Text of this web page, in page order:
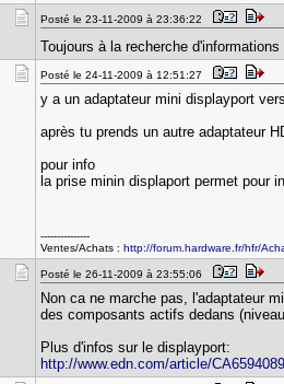
Posté le 23-11-2009 à 23:36:22
Toujours à la recherche d'informations
Posté le 24-11-2009 à 12:51:27
y a un adaptateur mini displayport
après tu prends un autre adaptateur
pour info
la prise minin displaport permet pour
---------------
Ventes/Achats :http://forum.hardware.fr/hfr/
Posté le 26-11-2009 à 23:55:06
Non ca ne marche pas, l'adaptateur
des composants actifs dedans
Plus d'infos sur le displayport:
http://www.edn.com/article/